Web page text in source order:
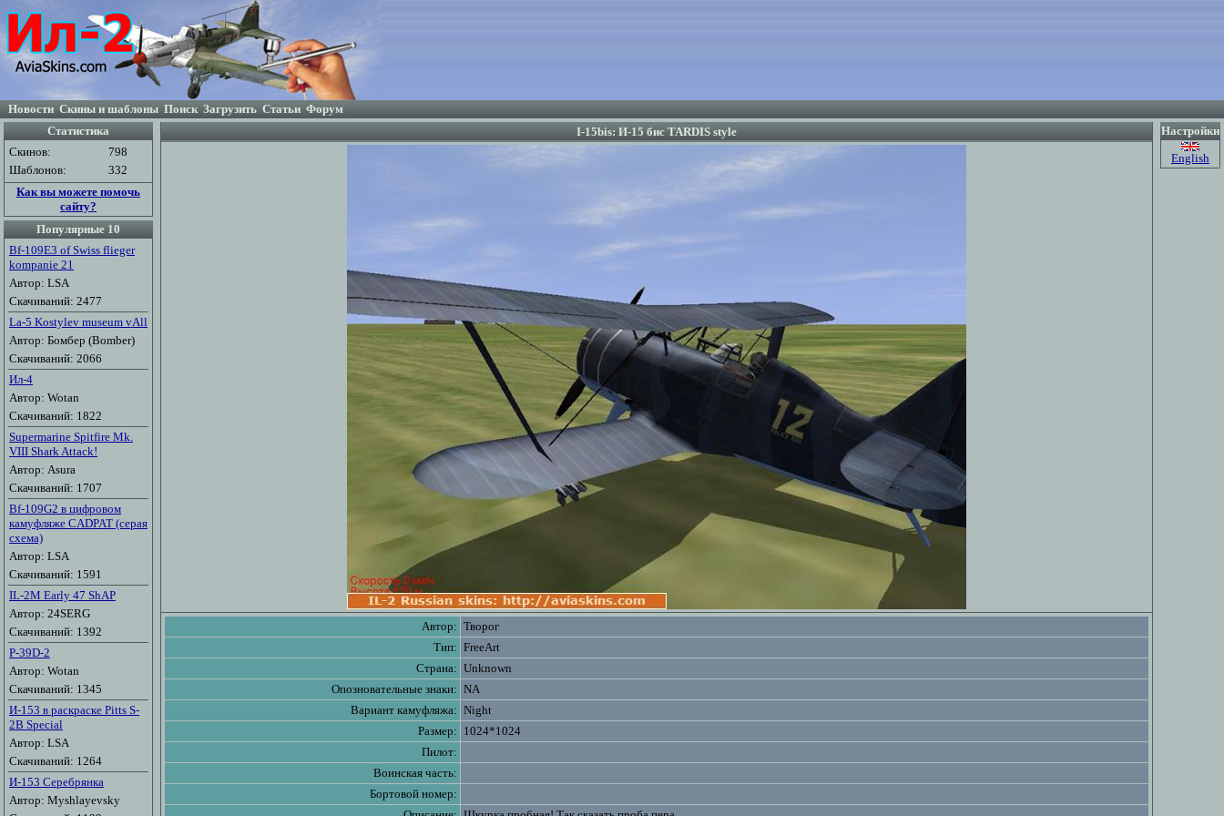
Новости Скины и шаблоны Поиск Загрузить Статьи Форум
Статистика
Скинов:
798
Шаблонов:
332
Как вы можете помочь
сайту?
Популярные 10
Bf-109E3 of Swiss flieger
kompanie 21
Автор: LSA
Скачиваний: 2477
La-5 Kostylev museum vAll
Автор: Бомбер (Bomber)
Скачиваний: 2066
Ил-4
Автор: Wotan
Скачиваний: 1822
Supermarine Spitfire Mk.
VIII Shark Attack!
Автор: Asura
Скачиваний: 1707
Bf-109G2 в цифровом
камуфляже CADPAT (серая
схема)
Автор: LSA
Скачиваний: 1591
IL-2M Early 47 ShAP
Автор: 24SERG
Скачиваний: 1392
P-39D-2
Автор: Wotan
Скачиваний: 1345
И-153 в раскраске Pitts S-
2B Special
Автор: LSA
Скачиваний: 1264
И-153 Серебрянка
Автор: Myshlayevsky
I-15bis: И-15 бис TARDIS style
Автор: Творог
Тип: FreeArt
Страна: Unknown
Опозновательные знаки: NA
Вариант камуфляжа: Night
Размер: 1024*1024
Пилот:
Воинская часть:
Бортовой номер:
Настройки
English